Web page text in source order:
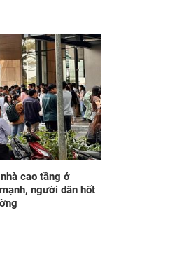
21h30 ngày
Sáu
3 con giáp
trĩu túi, phúc
núi, lộc nhiều
giàu sang
cao tầng ở
người dân hốt